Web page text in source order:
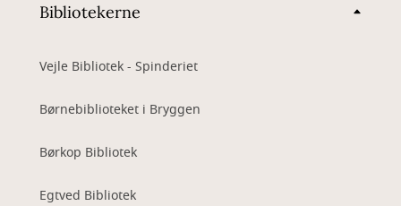
Bibliotekerne
Vejle Bibliotek - Spinderiet
Børnebiblioteket i Bryggen
Børkop Bibliotek
Egtved Bibliotek